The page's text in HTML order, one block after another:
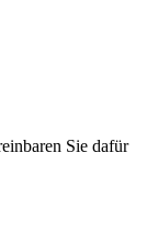
Sie dafür